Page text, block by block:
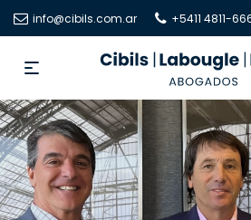
info@cibils.com.ar +5411 4811-